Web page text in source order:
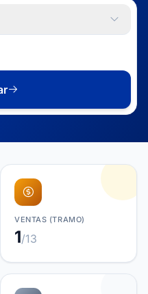
VENTAS (TRAMO)
1/13